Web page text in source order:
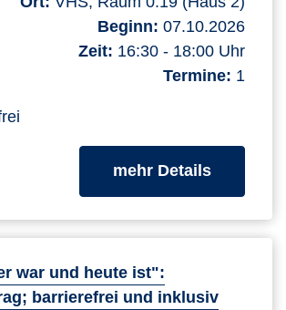
Beginn: 07.10.2026
Zeit: 16:30 - 18:00 Uhr
Termine: 1
mehr Detailszum
war und heute ist":
barrierefrei und inklusiv